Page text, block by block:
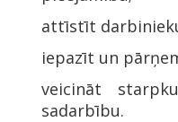
attīstīt
iepazīt un
veicināt
sadarbību.